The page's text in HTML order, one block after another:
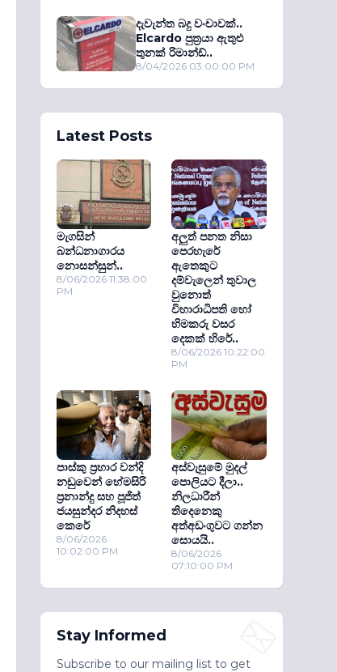
දැවැන්ත බදු වංචාවක්..
Elcardo පුත‍්‍රයා ඇතුළු
තුනක් රිමාන්ඩ්..
8/04/2026 03:00:00 PM
Latest Posts
මැගසින්
බන්ධනාගාරය
නොසන්සුන්..
8/06/2026 11:38:00
PM
අලුත් පනත නිසා
පෙරහැරේ
ඇතෙකුට
දම්වැලෙන් තුවාල
වුනොත්
විහාරාධිපති හෝ
හිමකරු වසර
දෙකක් හිරේ..
8/06/2026 10:22:00
PM
පාස්කු ප්‍රහාර වන්දි
නඩුවෙන් හේමසිරි
ප්‍රනාන්දු සහ පූජිත්
ජයසුන්දර නිදහස්
කෙරේ
8/06/2026
10:02:00 PM
අස්වැසුමේ මුදල්
පොලියට දීලා..
නිලධාරීන්
තිදෙනෙකු
අත්අඩංගුවට ගන්න
සොයයි..
8/06/2026
07:10:00 PM
Stay Informed
Subscribe to our mailing list to get